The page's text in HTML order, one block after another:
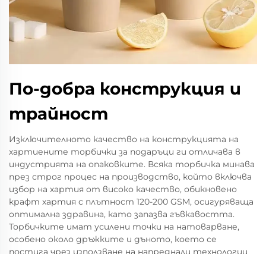
По-добра конструкция и
трайност
Изключителното качество на конструкцията на
хартиените торбички за подаръци ги отличава в
индустрията на опаковките. Всяка торбичка минава
през строг процес на производство, който включва
избор на хартия от високо качество, обикновено
крафт хартия с плътност 120-200 GSM, осигуряваща
оптимална здравина, като запазва гъвкавостта.
Торбичките имат усилени точки на натоварване,
особено около дръжките и дъното, което се
постига чрез използване на напреднали технологии